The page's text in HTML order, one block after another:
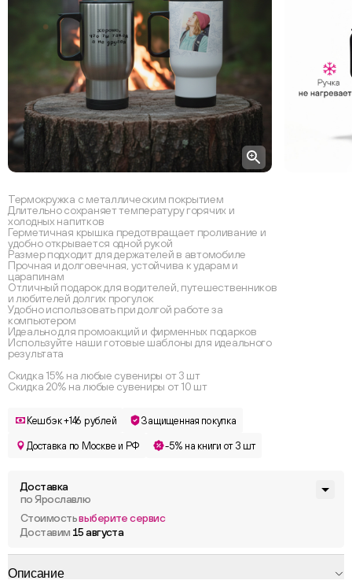
Термокружка с металлическим покрытием
Длительно сохраняет температуру горячих и
холодных напитков
Герметичная крышка предотвращает проливание и
удобно открывается одной рукой
Размер подходит для держателей в автомобиле
Прочная и долговечная, устойчива к ударам и
царапинам
Отличный подарок для водителей, путешественников
и любителей долгих прогулок
Удобно использовать при долгой работе за
компьютером
Идеально для промоакций и фирменных подарков
Используйте наши готовые шаблоны для идеального
результата
Скидка 15% на любые сувениры от 3 шт
Скидка 20% на любые сувениры от 10 шт
Кешбэк +146 рублей Защищенная покупка
Доставка по Москве и РФ -5% на книги от 3 шт
Доставка
по Ярославлю
Стоимостьвыберите сервис
Доставим 15 августа
Описание